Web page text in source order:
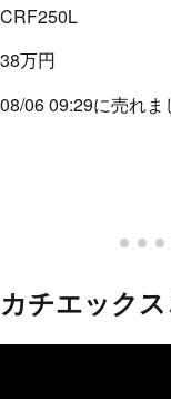
カチエック